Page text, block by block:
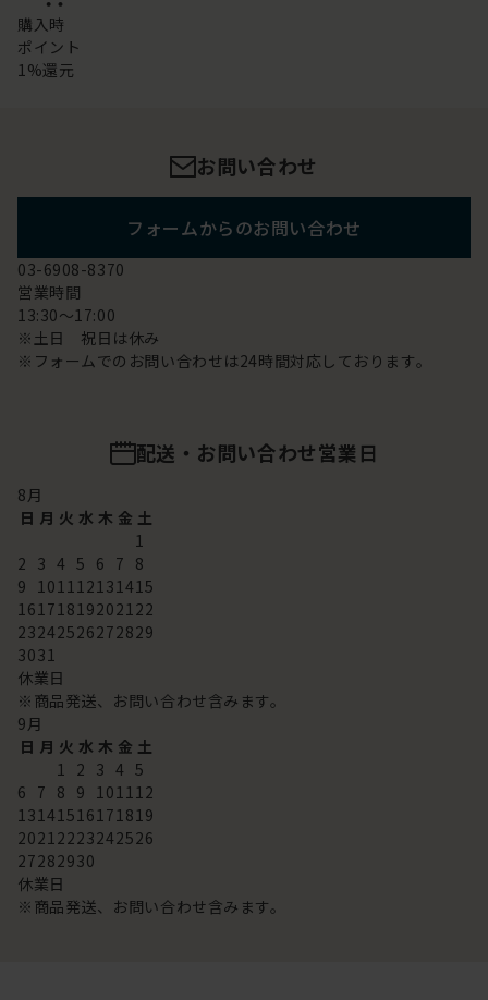
購入時
ポイント
1%還元
お問い合わせ
フォームからのお問い合わせ
03-6908-8370
営業時間
13:30～17:00
※土日 祝日は休み
※フォームでのお問い合わせは24時間対応しております。
配送・お問い合わせ営業日
8月
日 月 火 水 木 金 土
1
2 3 4 5 6 7 8
9 101112131415
16171819202122
23242526272829
3031
休業日
※商品発送、お問い合わせ含みます。
9月
日 月 火 水 木 金 土
1 2 3 4 5
6 7 8 9 101112
13141516171819
20212223242526
27282930
休業日
※商品発送、お問い合わせ含みます。